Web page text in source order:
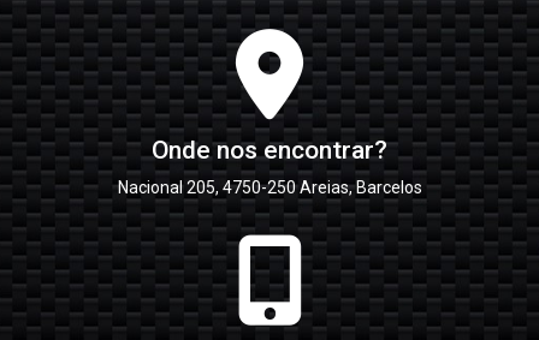
Onde nos encontrar?
Nacional 205, 4750-250 Areias, Barcelos